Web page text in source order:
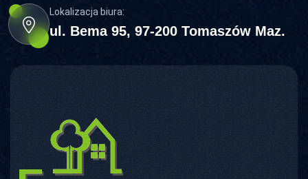
Lokalizacja biura:
ul. Bema 95, 97-200 Tomaszów Maz.